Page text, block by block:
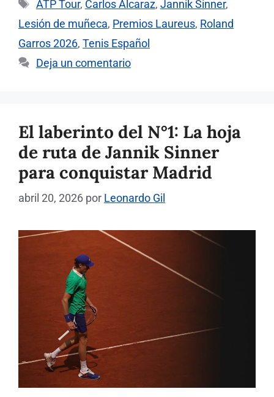
ATP Tour, Carlos Alcaraz, Jannik Sinner,
Lesión de muñeca, Premios Laureus, Roland
Garros 2026, Tenis Español
Deja un comentario
El laberinto del N°1: La hoja
de ruta de Jannik Sinner
para conquistar Madrid
abril 20, 2026 por Leonardo Gil